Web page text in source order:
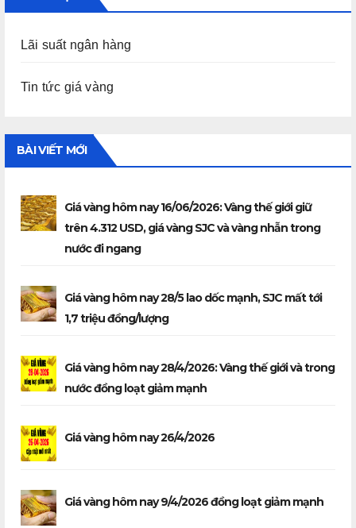
Lãi suất ngân hàng
Tin tức giá vàng
BÀI VIẾT MỚI
Giá vàng hôm nay 16/06/2026: Vàng thế giới giữ
trên 4.312 USD, giá vàng SJC và vàng nhẫn trong
nước đi ngang
Giá vàng hôm nay 28/5 lao dốc mạnh, SJC mất tới
1,7 triệu đồng/lượng
Giá vàng hôm nay 28/4/2026: Vàng thế giới và trong
nước đồng loạt giảm mạnh
Giá vàng hôm nay 26/4/2026
Giá vàng hôm nay 9/4/2026 đồng loạt giảm mạnh